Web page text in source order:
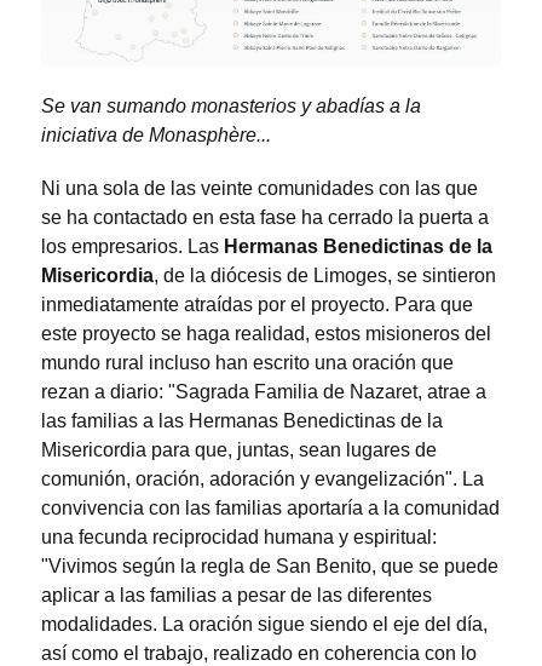
Se van sumando monasterios y abadías a la
iniciativa de Monasphère...
Ni una sola de las veinte comunidades con las que
se ha contactado en esta fase ha cerrado la puerta a
los empresarios. Las Hermanas Benedictinas de la
Misericordia, de la diócesis de Limoges, se sintieron
inmediatamente atraídas por el proyecto. Para que
este proyecto se haga realidad, estos misioneros del
mundo rural incluso han escrito una oración que
rezan a diario: "Sagrada Familia de Nazaret, atrae a
las familias a las Hermanas Benedictinas de la
Misericordia para que, juntas, sean lugares de
comunión, oración, adoración y evangelización". La
convivencia con las familias aportaría a la comunidad
una fecunda reciprocidad humana y espiritual:
"Vivimos según la regla de San Benito, que se puede
aplicar a las familias a pesar de las diferentes
modalidades. La oración sigue siendo el eje del día,
así como el trabajo, realizado en coherencia con lo